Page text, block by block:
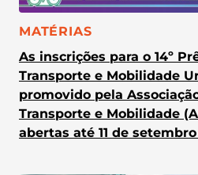
CATEGORIA:
MATÉRIAS
As inscrições para o 14º
Transporte e Mobilidade
promovido pela
Transporte e Mobilidade
abertas até 11 de